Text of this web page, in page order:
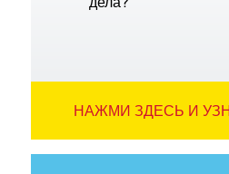
НАЖМИ ЗДЕСЬ И